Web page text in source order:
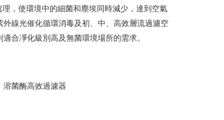
，使環境中的細菌和塵埃同時減少，達到空氣
線光催化循環消毒及初、中、高效層流過濾空
合凈化級別高及無菌環境場所的需求。
菌酶高效過濾器